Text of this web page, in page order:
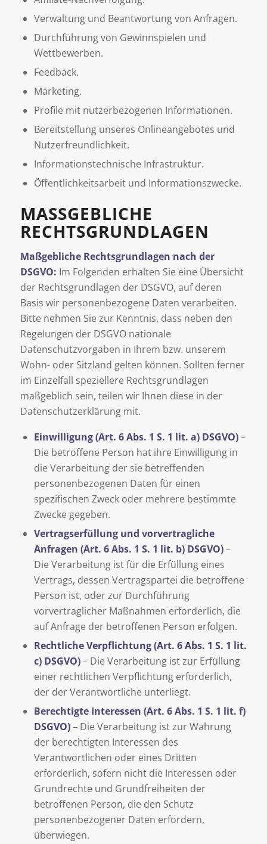
Verwaltung und Beantwortung von Anfragen.
Durchführung von Gewinnspielen und
Wettbewerben.
Feedback.
Marketing.
Profile mit nutzerbezogenen Informationen.
Bereitstellung unseres Onlineangebotes und
Nutzerfreundlichkeit.
Informationstechnische Infrastruktur.
Öffentlichkeitsarbeit und Informationszwecke.
MASSGEBLICHE R
ECHTSGRUNDLAGEN
Maßgebliche Rechtsgrundlagen nach der
DSGVO: Im Folgenden erhalten Sie eine Übersicht
der Rechtsgrundlagen der DSGVO, auf deren
Basis wir personenbezogene Daten verarbeiten.
Bitte nehmen Sie zur Kenntnis, dass neben den
Regelungen der DSGVO nationale
Datenschutzvorgaben in Ihrem bzw. unserem
Wohn- oder Sitzland gelten können. Sollten ferner
im Einzelfall speziellere Rechtsgrundlagen
maßgeblich sein, teilen wir Ihnen diese in der
Datenschutzerklärung mit.
Einwilligung (Art. 6 Abs. 1 S. 1 lit. a) DSGVO)–
Die betroffene Person hat ihre Einwilligung in
die Verarbeitung der sie betreffenden
personenbezogenen Daten für einen
spezifischen Zweck oder mehrere bestimmte
Zwecke gegeben.
Vertragserfüllung und vorvertragliche
Anfragen (Art. 6 Abs. 1 S. 1 lit. b) DSGVO)–
Die Verarbeitung ist für die Erfüllung eines
Vertrags, dessen Vertragspartei die betroffene
Person ist, oder zur Durchführung
vorvertraglicher Maßnahmen erforderlich, die
auf Anfrage der betroffenen Person erfolgen.
Rechtliche Verpflichtung (Art. 6 Abs. 1 S. 1 lit.
c) DSGVO)– Die Verarbeitung ist zur Erfüllung
einer rechtlichen Verpflichtung erforderlich,
der der Verantwortliche unterliegt.
Berechtigte Interessen (Art. 6 Abs. 1 S. 1 lit. f)
DSGVO)– Die Verarbeitung ist zur Wahrung
der berechtigten Interessen des
Verantwortlichen oder eines Dritten
erforderlich, sofern nicht die Interessen oder
Grundrechte und Grundfreiheiten der
betroffenen Person, die den Schutz
personenbezogener Daten erfordern,
überwiegen.